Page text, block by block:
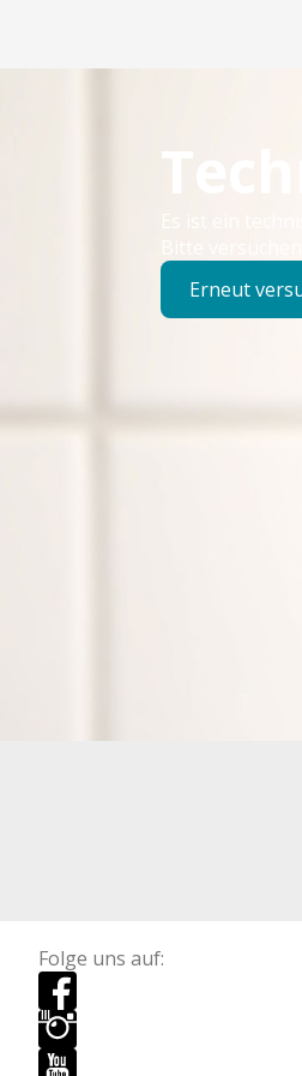
Es ist ein
Bitte
Erneut
Folge uns auf: